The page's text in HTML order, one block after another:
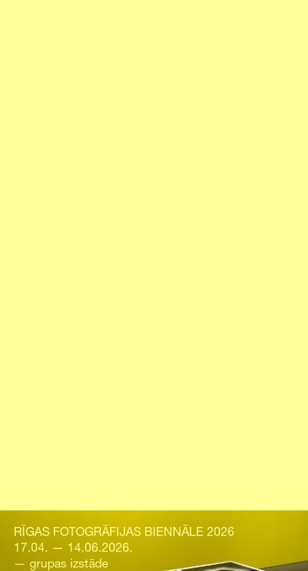
RĪGAS FOTOGRĀFIJAS BIENNĀLE 2026
17.04. — 14.06.2026.
— grupas izstāde